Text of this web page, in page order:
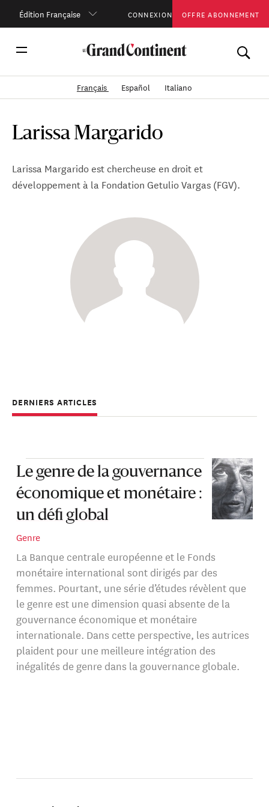
Édition Française CONNEXION OFFRE ABONNEMENT
Français Español Italiano
Larissa Margarido
Larissa Margarido est chercheuse en droit et
développement à la Fondation Getulio Vargas (FGV).
DERNIERS ARTICLES
Le genre de la gouvernance
économique et monétaire :
un défi global
Genre
La Banque centrale européenne et le Fonds
monétaire international sont dirigés par des
femmes. Pourtant, une série d’études révèlent que
le genre est une dimension quasi absente de la
gouvernance économique et monétaire
internationale. Dans cette perspective, les autrices
plaident pour une meilleure intégration des
inégalités de genre dans la gouvernance globale.